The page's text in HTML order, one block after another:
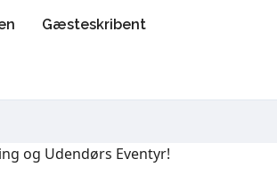
Gæsteskribent
og Udendørs Eventyr!